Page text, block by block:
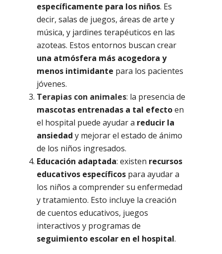
específicamente para los niños. Es
decir, salas de juegos, áreas de arte y
música, y jardines terapéuticos en las
azoteas. Estos entornos buscan crear
una atmósfera más acogedora y
menos intimidante para los pacientes
jóvenes.
Terapias con animales: la presencia de
mascotas entrenadas a tal efectoen
el hospital puede ayudar a reducir la
ansiedad y mejorar el estado de ánimo
de los niños ingresados.
Educación adaptada: existen recursos
educativos específicos para ayudar a
los niños a comprender su enfermedad
y tratamiento. Esto incluye la creación
de cuentos educativos, juegos
interactivos y programas de
seguimiento escolar en el hospital.